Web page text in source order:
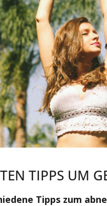
TIPPS UM
Tipps zum